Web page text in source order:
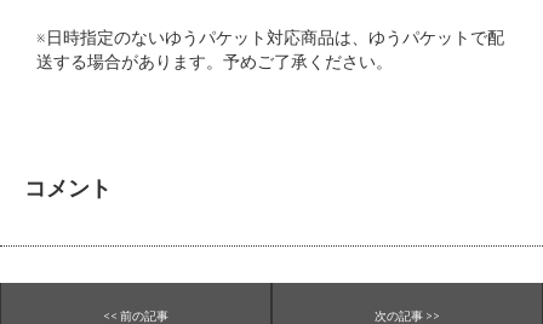
※日時指定のないゆうパケット対応商品は、ゆうパケットで配
送する場合があります。予めご了承ください。
コメント
<< 前の記事
次の記事 >>